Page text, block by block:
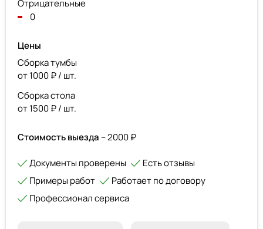
Отрицательные
0
Цены
Сборка тумбы
от 1000 ₽ / шт.
Сборка стола
от 1500 ₽ / шт.
Стоимость выезда – 2000 ₽
Документы проверены
Есть отзывы
Примеры работ
Работает по договору
Профессионал сервиса